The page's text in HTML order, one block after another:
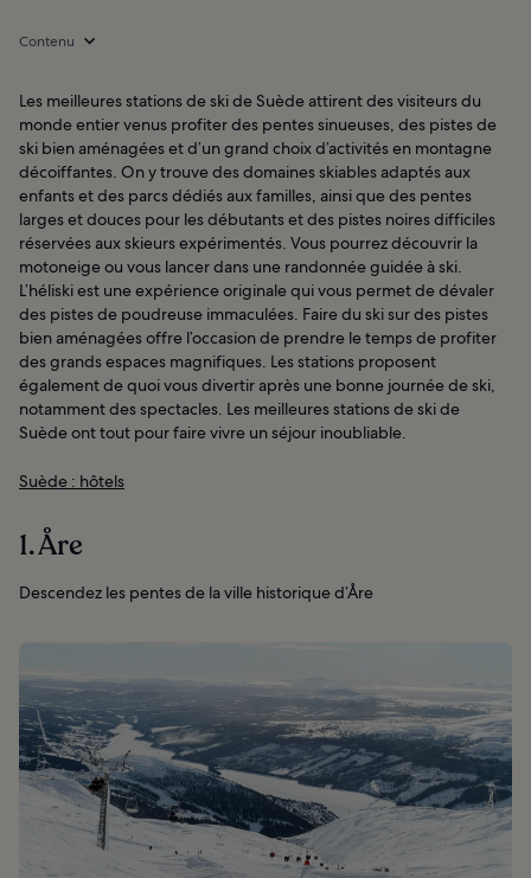
Contenu
Les meilleures stations de ski de Suède attirent des visiteurs du
monde entier venus profiter des pentes sinueuses, des pistes de
ski bien aménagées et d’un grand choix d’activités en montagne
décoiffantes. On y trouve des domaines skiables adaptés aux
enfants et des parcs dédiés aux familles, ainsi que des pentes
larges et douces pour les débutants et des pistes noires difficiles
réservées aux skieurs expérimentés. Vous pourrez découvrir la
motoneige ou vous lancer dans une randonnée guidée à ski.
L’héliski est une expérience originale qui vous permet de dévaler
des pistes de poudreuse immaculées. Faire du ski sur des pistes
bien aménagées offre l’occasion de prendre le temps de profiter
des grands espaces magnifiques. Les stations proposent
également de quoi vous divertir après une bonne journée de ski,
notamment des spectacles. Les meilleures stations de ski de
Suède ont tout pour faire vivre un séjour inoubliable.
Suède : hôtels
1. Åre
Descendez les pentes de la ville historique d’Åre